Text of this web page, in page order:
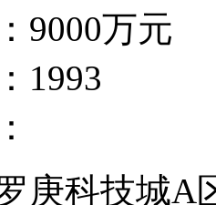
9000万元
1993
庚科技城A